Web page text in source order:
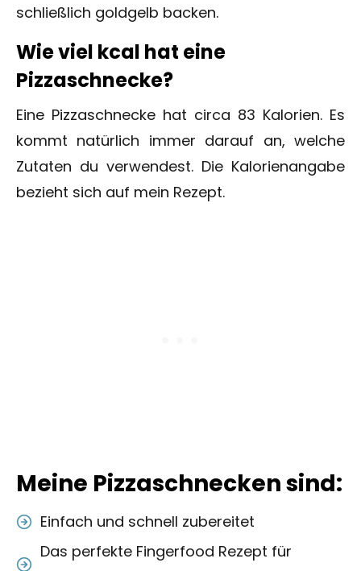
schließlich goldgelb backen.
Wie viel kcal hat eine
Pizzaschnecke?
Eine Pizzaschnecke hat circa 83 Kalorien. Es
kommt natürlich immer darauf an, welche
Zutaten du verwendest. Die Kalorienangabe
bezieht sich auf mein Rezept.
Meine Pizzaschnecken sind:
Einfach und schnell zubereitet
Das perfekte Fingerfood Rezept für